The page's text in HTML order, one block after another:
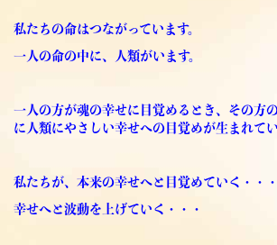
私たちの命はつながっています。
一人の命の中に、人類がいます。
一人の方が魂の幸せに目覚めるとき、 その方
に人類にやさしい幸せへの目覚めが生まれてい
私たちが、本来の幸せへと目覚めていく・・・
幸せへと波動を上げていく・・・